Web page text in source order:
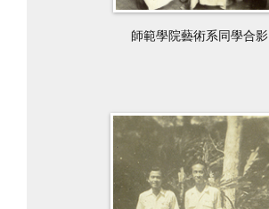
師範學院藝術系同學合影